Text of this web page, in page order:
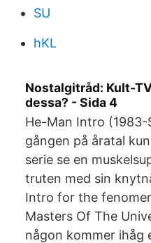
SU
hKL
Nostalgitråd: Kult-
dessa? - Sida 4
He-Man Intro (1983-
gången på åratal
serie se en
truten med sin
Intro for the
Masters Of The
någon kommer ihåg